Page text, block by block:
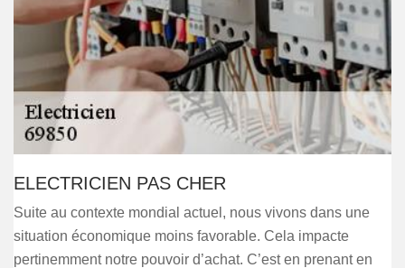
ELECTRICIEN PAS CHER
Suite au contexte mondial actuel, nous vivons dans une
situation économique moins favorable. Cela impacte
pertinemment notre pouvoir d’achat. C’est en prenant en